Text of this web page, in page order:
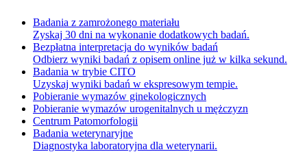
Badania z zamrożonego materiału
Zyskaj 30 dni na wykonanie dodatkowych badań.
Bezpłatna interpretacja do wyników badań
Odbierz wyniki badań z opisem online już w kilka sekund.
Badania w trybie CITO
Uzyskaj wyniki badań w ekspresowym tempie.
Pobieranie wymazów ginekologicznych
Pobieranie wymazów urogenitalnych u mężczyzn
Centrum Patomorfologii
Badania weterynaryjne
Diagnostyka laboratoryjna dla weterynarii.